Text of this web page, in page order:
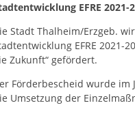
EFRE 2021-
Stadt Thalheim/Erzgeb.
EFRE 2021-
Zukunft“ gefördert.
Förderbescheid wurde im
Umsetzung der